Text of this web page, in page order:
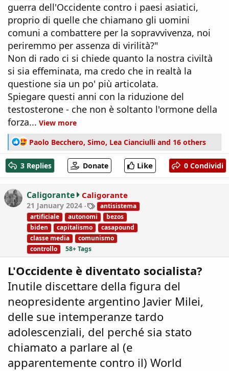
guerra dell'Occidente contro i paesi asiatici,
proprio di quelle che chiamano gli uomini
comuni a combattere per la sopravvivenza, noi
periremmo per assenza di virilità?"
Non di rado ci si chiede quanto la nostra civiltà
si sia effeminata, ma credo che in realtà la
questione sia un po' più articolata.
Spiegare questi anni con la riduzione del
testosterone - che non è soltanto l'ormone della
forza... View more
R
e
a
c
t
i
o
n
s
Paolo Becchero, Simo, Lea Cianciulli and 16 others
3 Replies Donate Like 0 Condividi
Caligorante Caligorante
21 January 2024
T
a
g
antisistema
artificiale
autonomi
bezos
biden
capitalismo
casapound
classe media
comunismo
controllo
58+ Tags
L'Occidente è diventato socialista?
Inutile discettare della figura del
neopresidente argentino Javier Milei,
delle sue intemperanze tardo
adolescenziali, del perché sia stato
chiamato a parlare al (e
apparentemente contro il) World